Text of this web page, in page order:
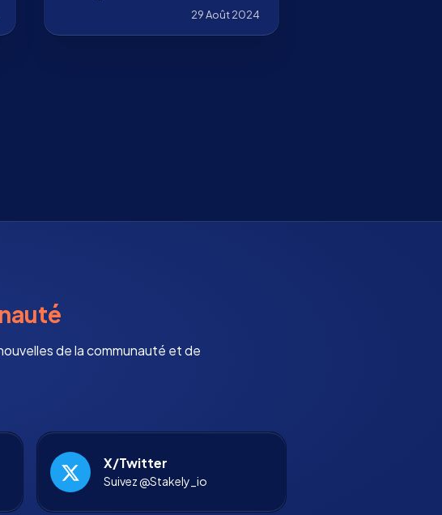
29 Août 2024
de la communauté et de
X/Twitter
Suivez @Stakely_io